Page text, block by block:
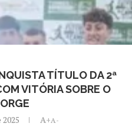
TÍTULO DA 2ª
VITÓRIA SOBRE O
A+A-